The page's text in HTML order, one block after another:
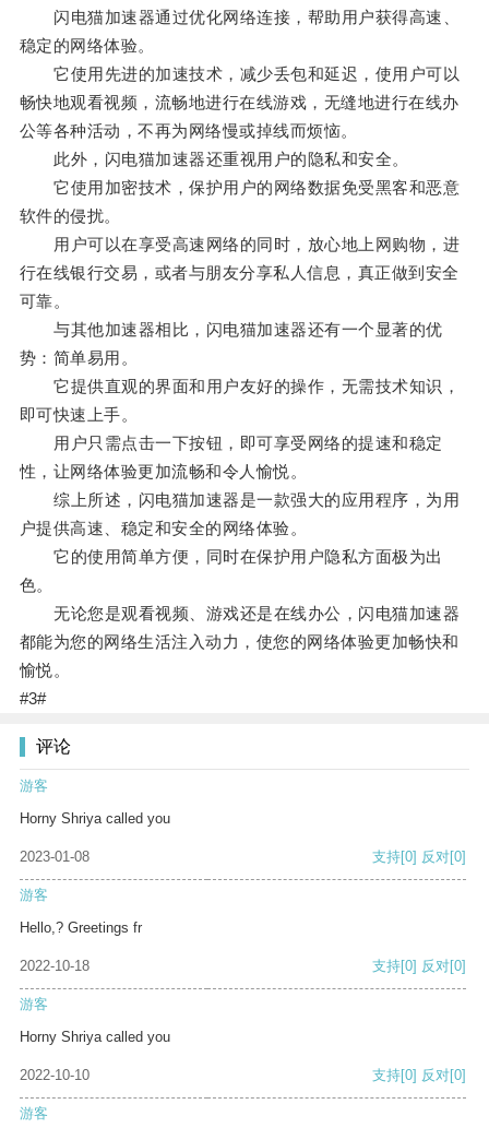
闪电猫加速器通过优化网络连接，帮助用户获得高速、
稳定的网络体验。
它使用先进的加速技术，减少丢包和延迟，使用户可以
畅快地观看视频，流畅地进行在线游戏，无缝地进行在线办
公等各种活动，不再为网络慢或掉线而烦恼。
此外，闪电猫加速器还重视用户的隐私和安全。
它使用加密技术，保护用户的网络数据免受黑客和恶意
软件的侵扰。
用户可以在享受高速网络的同时，放心地上网购物，进
行在线银行交易，或者与朋友分享私人信息，真正做到安全
可靠。
与其他加速器相比，闪电猫加速器还有一个显著的优
势：简单易用。
它提供直观的界面和用户友好的操作，无需技术知识，
即可快速上手。
用户只需点击一下按钮，即可享受网络的提速和稳定
性，让网络体验更加流畅和令人愉悦。
综上所述，闪电猫加速器是一款强大的应用程序，为用
户提供高速、稳定和安全的网络体验。
它的使用简单方便，同时在保护用户隐私方面极为出
色。
无论您是观看视频、游戏还是在线办公，闪电猫加速器
都能为您的网络生活注入动力，使您的网络体验更加畅快和
愉悦。
#3#
评论
游客
Horny Shriya called you
2023-01-08 支持[0] 反对[0]
游客
Hello,? Greetings fr
2022-10-18 支持[0] 反对[0]
游客
Horny Shriya called you
2022-10-10 支持[0] 反对[0]
游客